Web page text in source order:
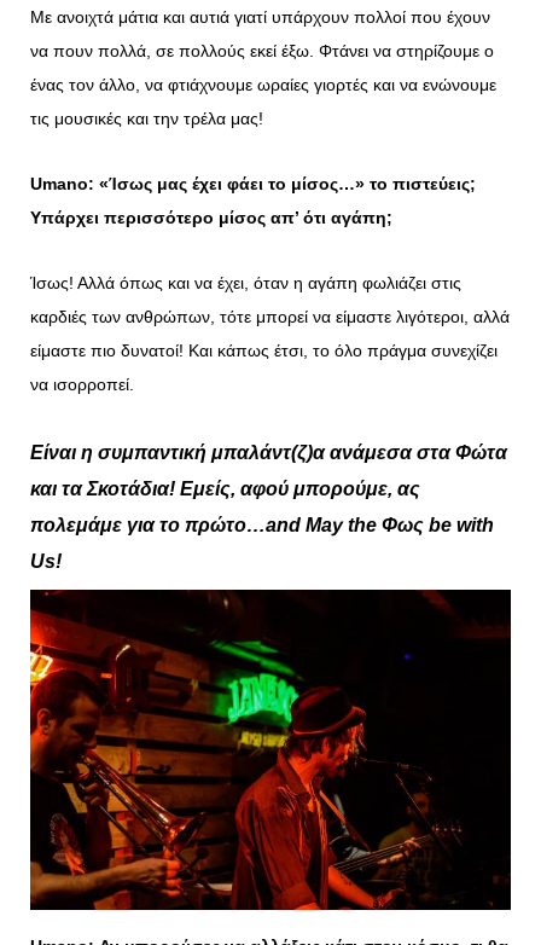
Με ανοιχτά μάτια και αυτιά γιατί υπάρχουν πολλοί που έχουν
να πουν πολλά, σε πολλούς εκεί έξω. Φτάνει να στηρίζουμε ο
ένας τον άλλο, να φτιάχνουμε ωραίες γιορτές και να ενώνουμε
τις μουσικές και την τρέλα μας!
Umano: «Ίσως μας έχει φάει το μίσος…» το πιστεύεις;
Υπάρχει περισσότερο μίσος απ’ ότι αγάπη;
Ίσως! Αλλά όπως και να έχει, όταν η αγάπη φωλιάζει στις
καρδιές των ανθρώπων, τότε μπορεί να είμαστε λιγότεροι, αλλά
είμαστε πιο δυνατοί! Και κάπως έτσι, το όλο πράγμα συνεχίζει
να ισορροπεί.
Είναι η συμπαντική μπαλάντ(ζ)α ανάμεσα στα Φώτα
και τα Σκοτάδια! Εμείς, αφού μπορούμε, ας
πολεμάμε για το πρώτο…and May the Φως be with
Us!